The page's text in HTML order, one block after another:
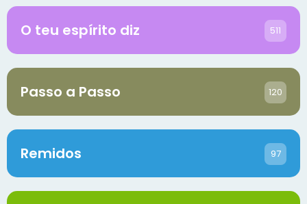
O teu espírito diz 511
Passo a Passo 120
Remidos 97